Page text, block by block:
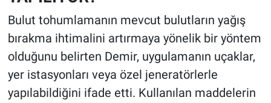
Bulut tohumlamanın mevcut bulutların yağış
bırakma ihtimalini artırmaya yönelik bir yöntem
olduğunu belirten Demir, uygulamanın uçaklar,
yer istasyonları veya özel jeneratörlerle
yapılabildiğini ifade etti. Kullanılan maddelerin